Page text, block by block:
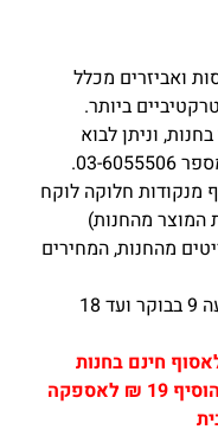
ואביזרים מכלל
ביותר.
וניתן לבוא
מנקודות חלוקה לוקח
מהחנות, המחירים
אנו זמינים עבורכם בכל יום מהשעה 9 בבוקר ועד 18
מ 99 ₪ ניתן לאסוף חינם בחנות
עדשות (דיזנגוף 332 תל אביב) או להוסיף 19 ₪ לאספקה